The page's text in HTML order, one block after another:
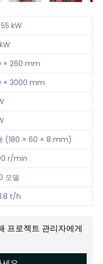
kW
× 260 mm
× 3000 mm
(180 × 60 × 8 mm)
r/min
모델
t/h
프로젝트 관리자에게